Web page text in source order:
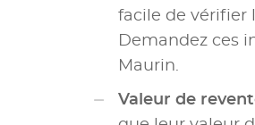
facile de vérifier
Demandez ces
Maurin.
Valeur de